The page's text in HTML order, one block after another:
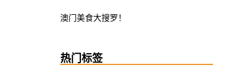
澳门美食大搜罗！
热门标签